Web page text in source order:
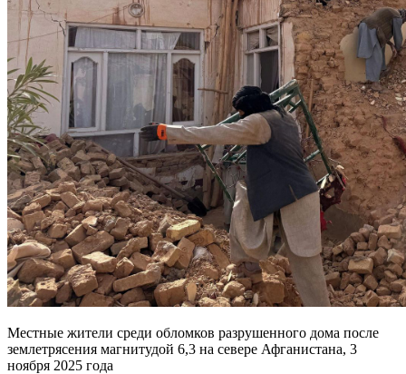
Местные жители среди обломков разрушенного дома после
землетрясения магнитудой 6,3 на севере Афганистана, 3
ноября 2025 года